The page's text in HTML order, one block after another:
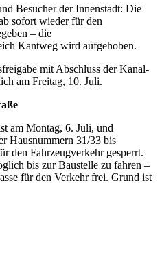
Besucher der Innenstadt: Die
sofort wieder für den
– die
Kantweg wird aufgehoben.
mit Abschluss der Kanal-
am Freitag, 10. Juli.
am Montag, 6. Juli, und
Hausnummern 31/33 bis
den Fahrzeugverkehr gesperrt.
bis zur Baustelle zu fahren –
für den Verkehr frei. Grund ist